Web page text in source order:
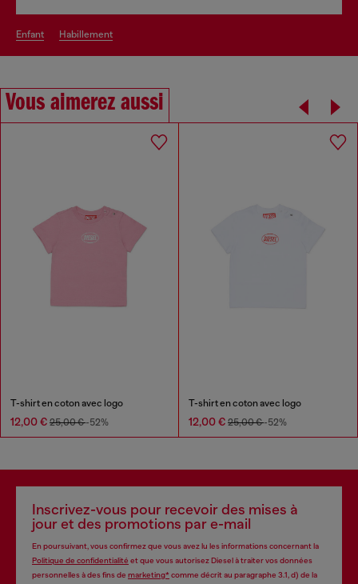
enfant habillement
Vous aimerez aussi
T-shirt en coton avec logo
12,00 € 25,00 €-52%
T-shirt en coton avec logo
12,00 € 25,00 €-52%
Inscrivez-vous pour recevoir des mises à
jour et des promotions par e-mail
En poursuivant, vous confirmez que vous avez lu les informations concernant la
Politique de confidentialité et que vous autorisez Diesel à traiter vos données
personnelles à des fins de marketing*comme décrit au paragraphe 3.1, d) de la